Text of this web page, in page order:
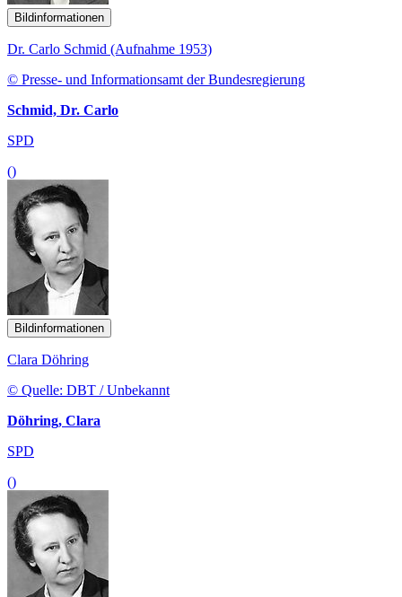
Bildinformationen
Dr. Carlo Schmid (Aufnahme 1953)
© Presse- und Informationsamt der Bundesregierung
Schmid, Dr. Carlo
SPD
()
Bildinformationen
Clara Döhring
© Quelle: DBT / Unbekannt
Döhring, Clara
SPD
()